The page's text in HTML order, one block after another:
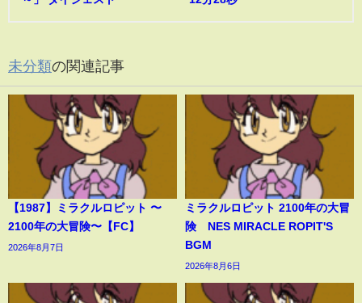
未分類の関連記事
【1987】ミラクルロピット 〜
2100年の大冒険〜【FC】
2026年8月7日
ミラクルロピット 2100年の大冒
険 NES MIRACLE ROPIT'S
BGM
2026年8月6日